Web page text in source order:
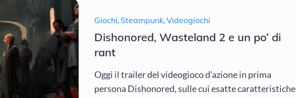
Giochi, Steampunk,Videogiochi
Dishonored, Wasteland 2 e un po’ di
rant
Oggi il trailer del videogioco d’azione in prima
persona Dishonored, sulle cui esatte caratteristiche